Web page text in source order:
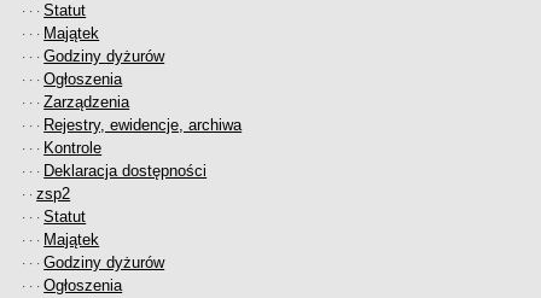
· · ·Statut
· · · Majątek
· · ·Godziny dyżurów
· · ·Ogłoszenia
· · ·Zarządzenia
· · · Rejestry, ewidencje, archiwa
· · · Kontrole
· · · Deklaracja dostępności
· ·zsp2
· · ·Statut
· · · Majątek
· · ·Godziny dyżurów
· · ·Ogłoszenia